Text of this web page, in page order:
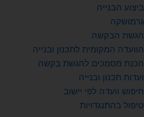
ביצוע הבנייה
גרמושקה
הגשת הבקשה
הוועדה המקומית לתכנון ובנייה
הכנת מסמכים להגשת בקשה
ועדות תכנון ובנייה
חיפוש וועדה לפי יישוב
טיפול בהתנגדויות